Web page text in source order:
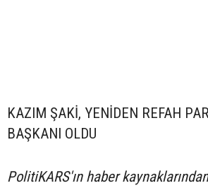
KAZIM ŞAKİ, YENİDEN REFAH
BAŞKANI OLDU
PolitiKARS'ın haber